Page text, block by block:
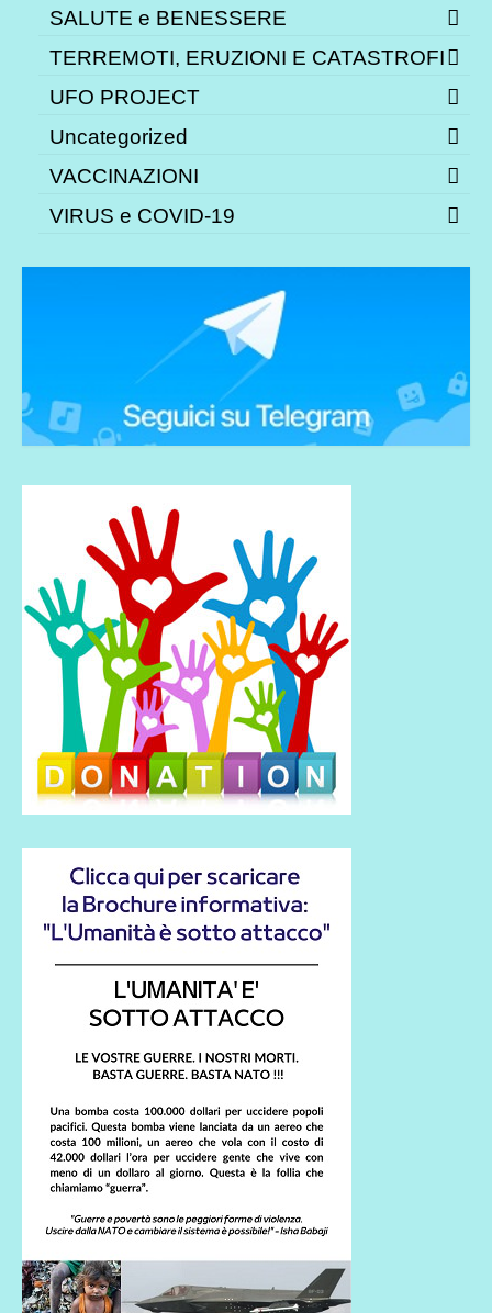
SALUTE e BENESSERE
TERREMOTI, ERUZIONI E CATASTROFI
UFO PROJECT
Uncategorized
VACCINAZIONI
VIRUS e COVID-19